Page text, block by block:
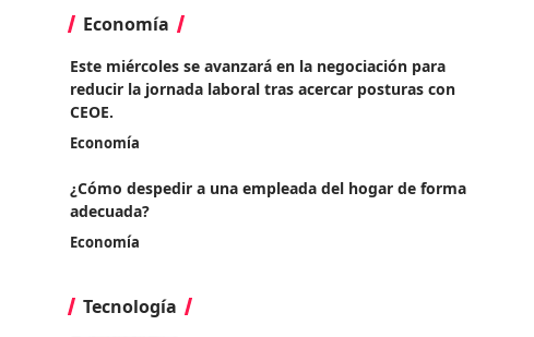
Economía
Este miércoles se avanzará en la negociación para
reducir la jornada laboral tras acercar posturas con
CEOE.
Economía
¿Cómo despedir a una empleada del hogar de forma
adecuada?
Economía
Tecnología